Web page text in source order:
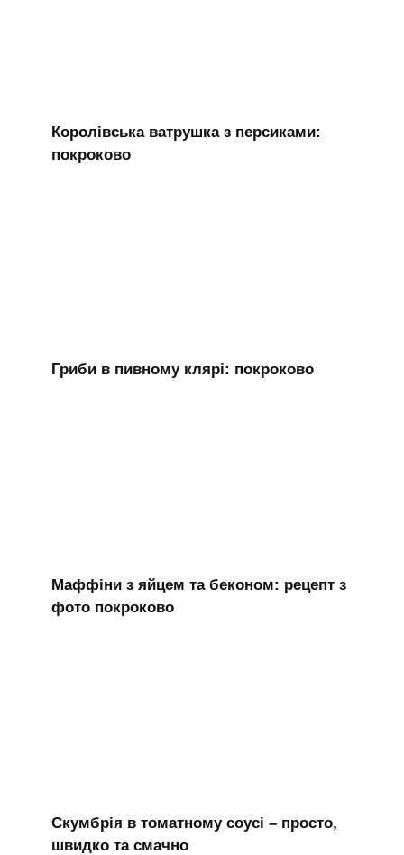
Королівська ватрушка з персиками:
покроково
Гриби в пивному клярі: покроково
Маффіни з яйцем та беконом: рецепт з
фото покроково
Скумбрія в томатному соусі – просто,
швидко та смачно